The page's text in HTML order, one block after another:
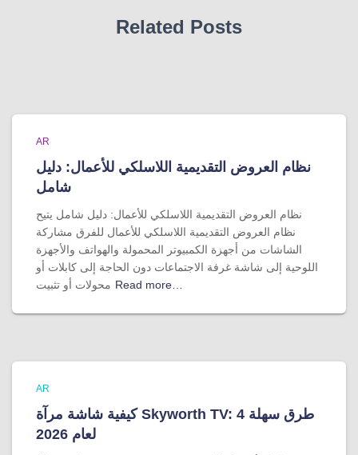
Related Posts
AR
نظام العروض التقديمية اللاسلكي للأعمال: دليل
شامل
نظام العروض التقديمية اللاسلكي للأعمال: دليل شامل يتيح
نظام العروض التقديمية اللاسلكي للأعمال للفرق مشاركة
الشاشات من أجهزة الكمبيوتر المحمولة والهواتف والأجهزة
اللوحية إلى شاشة غرفة الاجتماعات دون الحاجة إلى كابلات أو
محولات أو تثبيت Read more…
AR
كيفية شاشة مرآة Skyworth TV: 4 طرق سهلة
لعام 2026